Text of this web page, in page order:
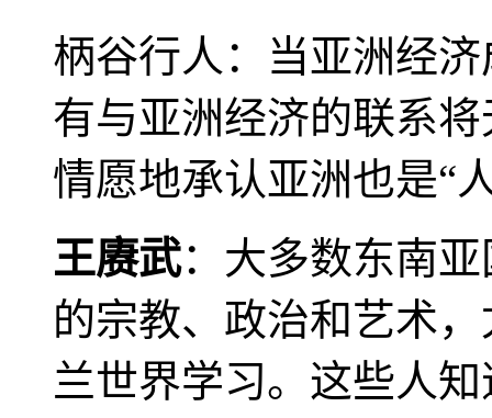
柄谷行人：当亚洲经
有与亚洲经济的联系
情愿地承认亚洲也是“
王赓武：大多数东南
的宗教、政治和艺术
兰世界学习。这些人